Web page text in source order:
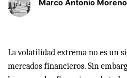
Marco Antonio Moreno
La volatilidad extrema no es un
mercados financieros. Sin